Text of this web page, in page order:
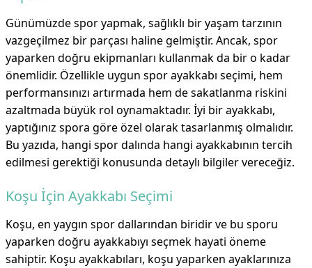
Günümüzde spor yapmak, sağlıklı bir yaşam tarzının
vazgeçilmez bir parçası haline gelmiştir. Ancak, spor
yaparken doğru ekipmanları kullanmak da bir o kadar
önemlidir. Özellikle uygun spor ayakkabı seçimi, hem
performansınızı artırmada hem de sakatlanma riskini
azaltmada büyük rol oynamaktadır. İyi bir ayakkabı,
yaptığınız spora göre özel olarak tasarlanmış olmalıdır.
Bu yazıda, hangi spor dalında hangi ayakkabının tercih
edilmesi gerektiği konusunda detaylı bilgiler vereceğiz.
Koşu İçin Ayakkabı Seçimi
Koşu, en yaygın spor dallarından biridir ve bu sporu
yaparken doğru ayakkabıyı seçmek hayati öneme
sahiptir. Koşu ayakkabıları, koşu yaparken ayaklarınıza